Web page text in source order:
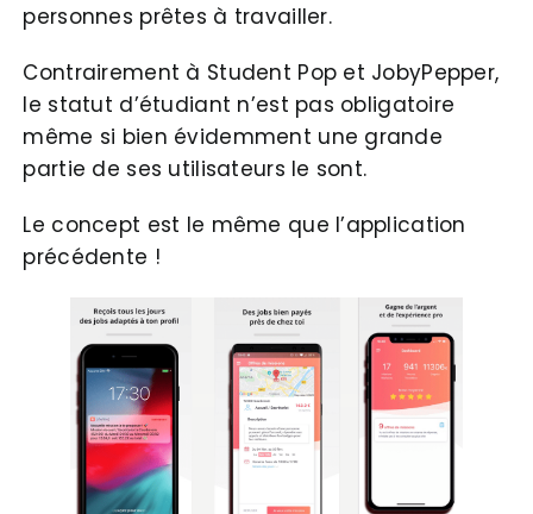
personnes prêtes à travailler.
Contrairement à Student Pop et JobyPepper,
le statut d’étudiant n’est pas obligatoire
même si bien évidemment une grande
partie de ses utilisateurs le sont.
Le concept est le même que l’application
précédente !